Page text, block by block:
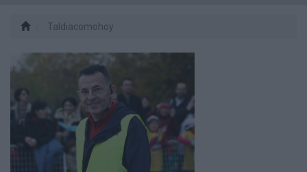
Taldiacomohoy